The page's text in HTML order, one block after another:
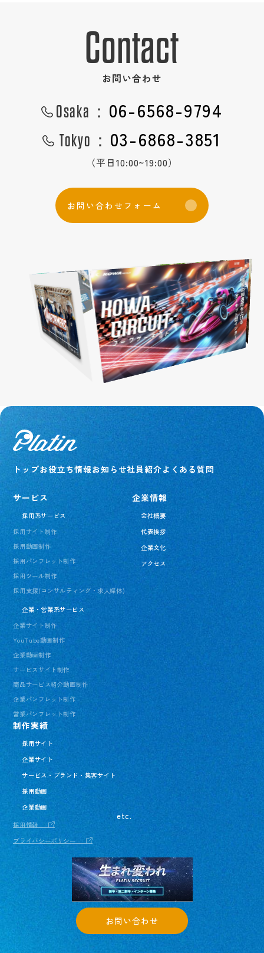
Contact
お問い合わせ
Osaka： 06-6568-9794
Tokyo： 03-6868-3851
（平日10:00~19:00）
お 問 い合わせ フ ォ ー ム
お問い合わせ
トップお役立ち情報お知らせ社員紹介よくある質問
サービス
採用系サービス
採用サイト制作
採用動画制作
採用パンフレット制作
採用ツール制作
採用支援(コンサルティング・求人媒体)
企業・営業系サービス
企業サイト制作
YouTube動画制作
企業動画制作
サービスサイト制作
商品サービス紹介動画制作
企業パンフレット制作
営業パンフレット制作
企業情報
会社概要
代表挨拶
企業文化
アクセス
制作実績
採用サイト
企業サイト
サービス・ブランド・集客サイト
採用動画
企業動画
etc.
採用情報
プライバシーポリシー